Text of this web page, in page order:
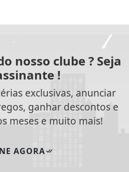
nosso clube ? Seja
!
exclusivas, anunciar
ganhar descontos e
meses e muito mais!
AGORA